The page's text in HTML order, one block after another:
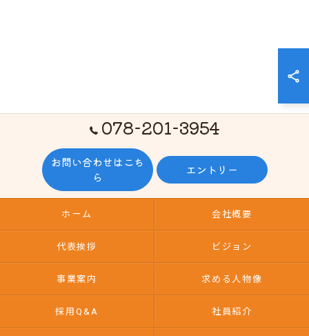
078-201-3954
お問い合わせはこち
ら
エントリー
ホーム 会社概要
代表挨拶 ビジョン
事業案内 求める人物像
採用Q&A 社員紹介